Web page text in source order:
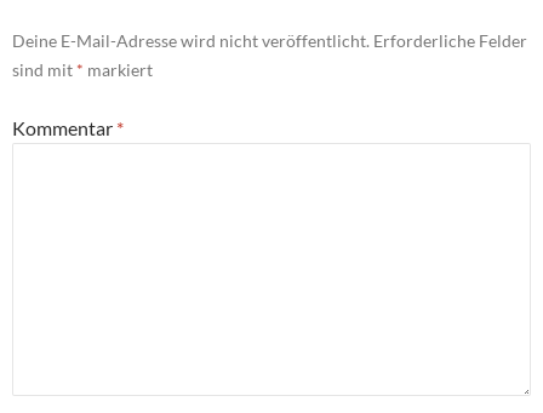
Deine E-Mail-Adresse wird nicht veröffentlicht. Erforderliche Felder
sind mit * markiert
Kommentar *